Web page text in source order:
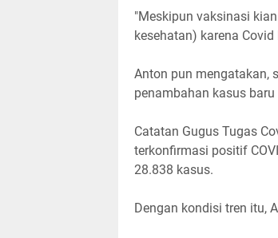
"Meskipun vaksinasi
kesehatan) karena
Anton pun mengatakan,
penambahan kasus
Catatan Gugus Tugas
terkonfirmasi positif
28.838 kasus.
Dengan kondisi tren itu,